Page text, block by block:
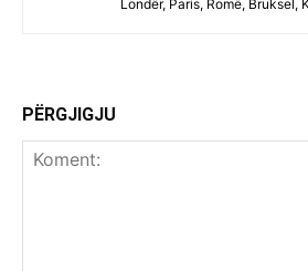
Londër, Paris, Romë, Bruksel,
PËRGJIGJU